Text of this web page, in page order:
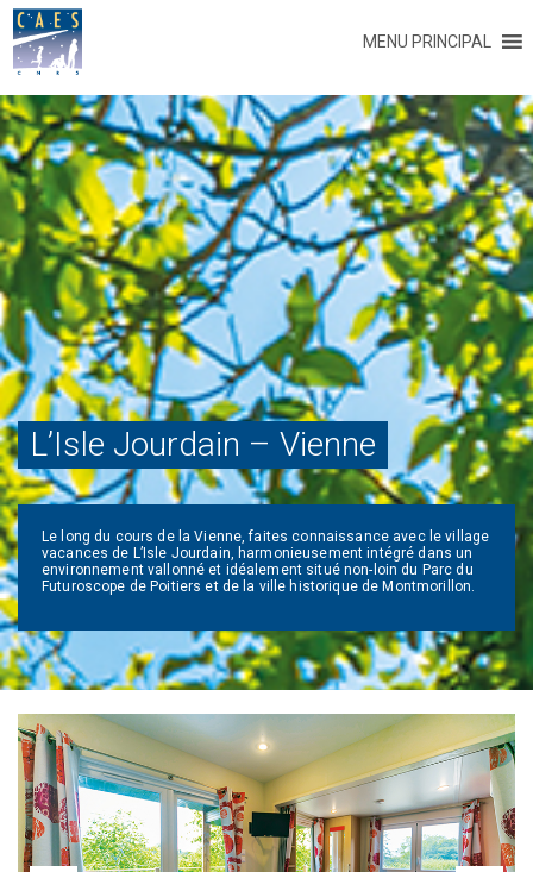
MENU PRINCIPAL
L’Isle Jourdain – Vienne
Le long du cours de la Vienne, faites connaissance avec le village
vacances de L’Isle Jourdain, harmonieusement intégré dans un
environnement vallonné et idéalement situé non-loin du Parc du
Futuroscope de Poitiers et de la ville historique de Montmorillon.